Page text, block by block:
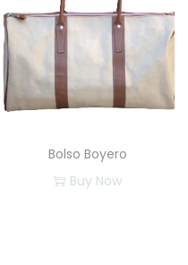
Bolso Boyero
Buy Now